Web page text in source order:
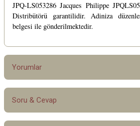
JPQ-LS053286 Jacques Philippe
Distribütörü garantilidir. Adiniza
belgesi ile gönderilmektedir.
Yorumlar
Bu ürüne ilk yorumu siz
Soru & Cevap